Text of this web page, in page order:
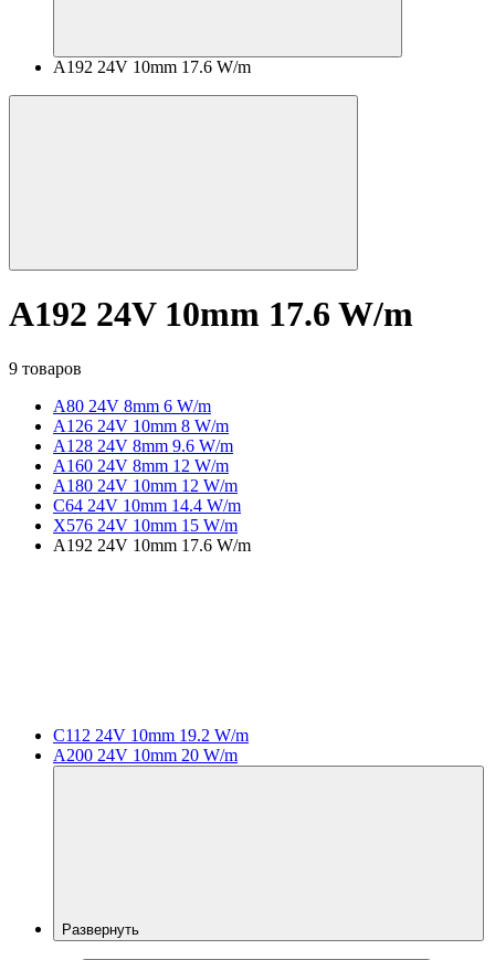
A192 24V 10mm 17.6 W/m
A192 24V 10mm 17.6 W/m
9 товаров
A80 24V 8mm 6 W/m
A126 24V 10mm 8 W/m
A128 24V 8mm 9.6 W/m
A160 24V 8mm 12 W/m
A180 24V 10mm 12 W/m
C64 24V 10mm 14.4 W/m
X576 24V 10mm 15 W/m
A192 24V 10mm 17.6 W/m
C112 24V 10mm 19.2 W/m
A200 24V 10mm 20 W/m
Развернуть